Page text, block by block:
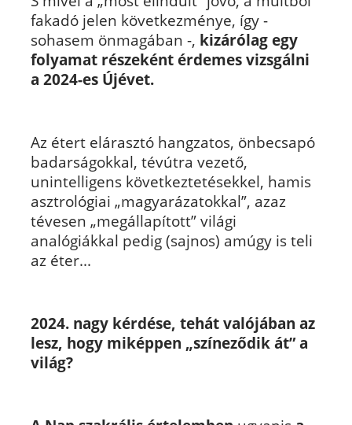
fakadó jelen következménye, így -
sohasem önmagában -, kizárólag egy
folyamat részeként érdemes vizsgálni
a 2024-es Újévet.
Az étert elárasztó hangzatos, önbecsapó
badarságokkal, tévútra vezető,
unintelligens következtetésekkel, hamis
asztrológiai „magyarázatokkal”, azaz
tévesen „megállapított” világi
analógiákkal pedig (sajnos) amúgy is teli
az éter...
2024. nagy kérdése, tehát valójában az
lesz, hogy miképpen „színeződik át” a
világ?